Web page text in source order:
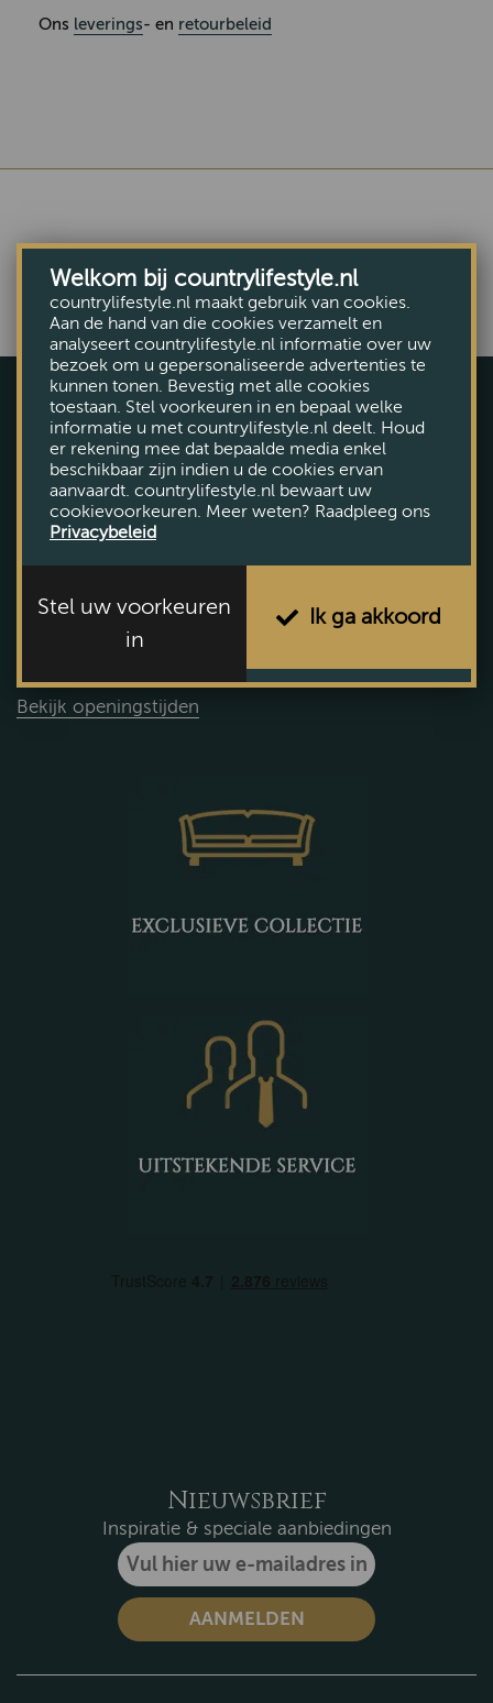
Ons leverings- en retourbeleid
Voorthuizerstraat 131, Putten
Plan uw route
Vandaag geopend tot 21:00
Bekijk openingstijden
Nieuwsbrief
Inspiratie & speciale aanbiedingen
Welkom bij countrylifestyle.nl
countrylifestyle.nl maakt gebruik van cookies.
Aan de hand van die cookies verzamelt en
analyseert countrylifestyle.nl informatie over uw
bezoek om u gepersonaliseerde advertenties te
kunnen tonen. Bevestig met alle cookies
toestaan. Stel voorkeuren in en bepaal welke
informatie u met countrylifestyle.nl deelt. Houd
er rekening mee dat bepaalde media enkel
beschikbaar zijn indien u de cookies ervan
aanvaardt. countrylifestyle.nl bewaart uw
cookievoorkeuren. Meer weten? Raadpleeg ons
Privacybeleid
Stel uw voorkeuren
in
Ik ga akkoord